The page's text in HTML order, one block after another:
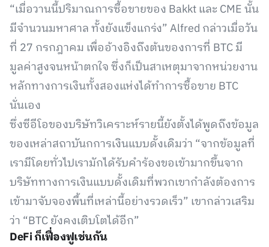
“เมื่อวานนี้ปริมาณการซื้อขายของ Bakkt และ CME นั้น
มีจำนวนมหาศาล ทั้งยังแข็งแกร่ง” Alfred กล่าวเมื่อวัน
ที่ 27 กรกฎาคม เพื่ออ้างอิงถึงต้นของการที่ BTC มี
มูลค่าสูงจนหน้าตกใจ ซึ่งก็เป็นสาเหตุมาจากหน่วยงาน
หลักทางการเงินทั้งสองแห่งได้ทำการซื้อขาย BTC
นั่นเอง
ซึ่งซีอีโอของบริษัทวิเคราะห์รายนี้ยังตั้งได้พูดถึงข้อมูล
ของเหล่าสถาบันกการเงินแบบดั้งเดิมว่า “จากข้อมูลที่
เรามีโดยทั่วไปเรามักได้รับคำร้องขอเข้ามากขึ้นจาก
บริษัททางการเงินแบบดั้งเดิมที่พวกเขากำลังต้องการ
เข้ามาจับจองพื้นที่เหล่านี้อย่างรวดเร็ว” เขากล่าวเสริม
ว่า “BTC ยังคงเติบโตได้อีก”
DeFi ก็เฟื่องฟูเช่นกัน